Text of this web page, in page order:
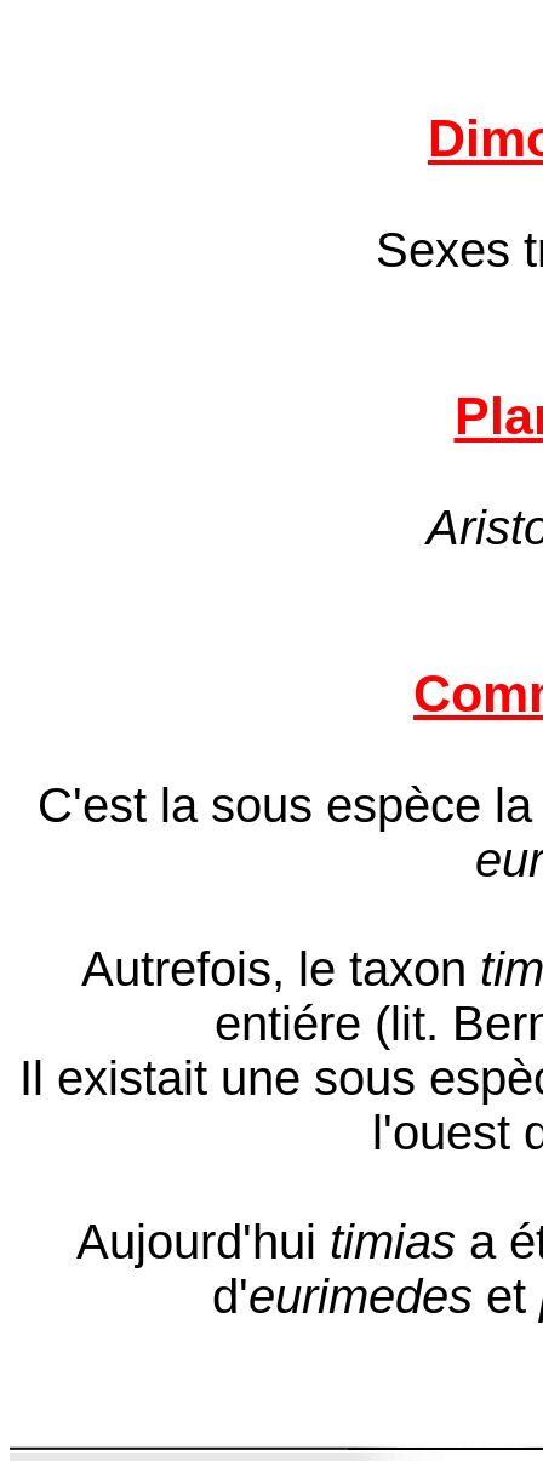
Sexes
C'est la sous espèce
Autrefois, le taxon
entiére (lit.
Il existait une sous
l'ouest
Aujourd'hui timias a
d'eurimedes et